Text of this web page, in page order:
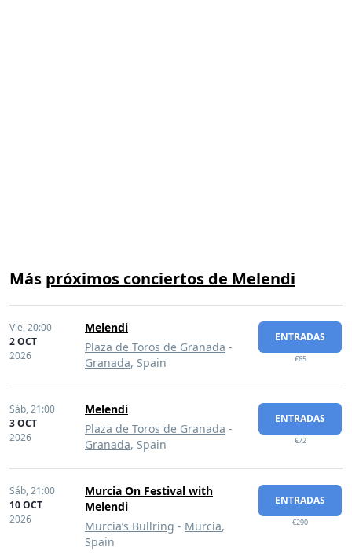
Más próximos conciertos de Melendi
Vie,20:00
2 OCT
2026
Melendi
Plaza de Toros de Granada -
Granada, Spain
ENTRADAS
€65
Sáb,21:00
3 OCT
2026
Melendi
Plaza de Toros de Granada -
Granada, Spain
ENTRADAS
€72
Sáb,21:00
10 OCT
2026
Murcia On Festival with
Melendi
Murcia’s Bullring - Murcia,
Spain
ENTRADAS
€290